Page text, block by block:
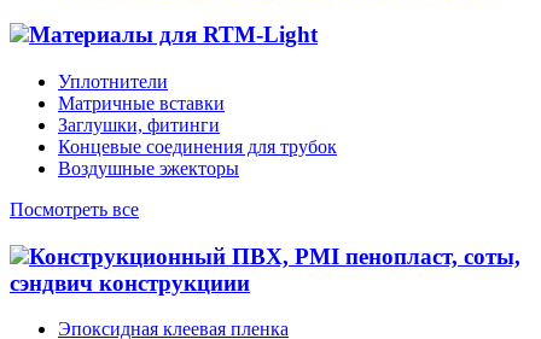
Материалы для RTM-Light
Уплотнители
Матричные вставки
Заглушки, фитинги
Концевые соединения для трубок
Воздушные эжекторы
Посмотреть все
Конструкционный ПВХ, PMI пенопласт, соты,
сэндвич конструкциии
Эпоксидная клеевая пленка